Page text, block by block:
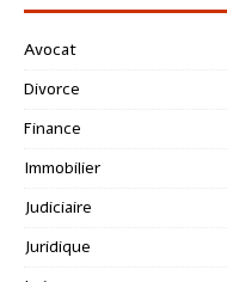
Avocat
Divorce
Finance
Immobilier
Judiciaire
Juridique